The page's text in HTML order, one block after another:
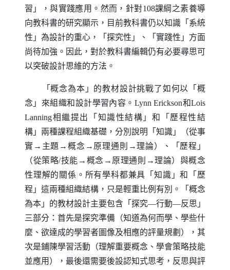
習」，與實踐應用。然而，針對108課綱之素養導
向教科書的研究顯示，目前教科書仍以知識「系統
性」為設計的重心，「探究性」、「實踐性」方面
尚待加強。因此，對於教科書編輯仍有必要尋思可
以突破設計思維的方法。
「概念為本」的教材設計挑戰了如何以「概
念」來組織和設計學習內容。 Lynn Erickson和Lois
Lanning相繼提出「知識性結構」和「歷程性結
構」兩種課程組織基礎，分別說明「知識」（從事
實→主題→概念→原理通則→理論）、「歷程」
（從策略/技能→概念→原理通則→理論）與概念
性理解的關係。所有學科都兼具「知識」和「歷
程」這兩種組織結構，只是輕重比例有別。「概念
為本」的教材設計主要包含「探究—行動—反思」
三部分：首先是探究準備（知道為何而學、學些什
麼、欲達成的學習者圖像及相應的評量規劃），其
次是鋪陳學習活動（理解重要概念、學會策略技能
並應用），最後還需要後設認知式思考，反思與評